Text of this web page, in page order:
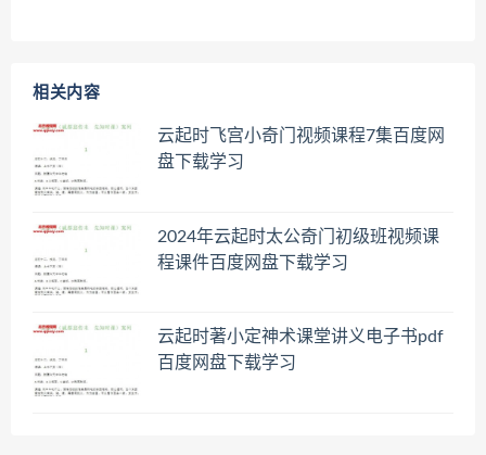
相关内容
云起时飞宫小奇门视频课程7集百度网
盘下载学习
2024年云起时太公奇门初级班视频课
程课件百度网盘下载学习
云起时著小定神术课堂讲义电子书pdf
百度网盘下载学习